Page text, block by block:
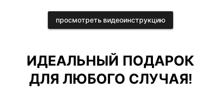
просмотреть видеоинструкцию
ИДЕАЛЬНЫЙ ПОДАРОК
ДЛЯ ЛЮБОГО СЛУЧАЯ!